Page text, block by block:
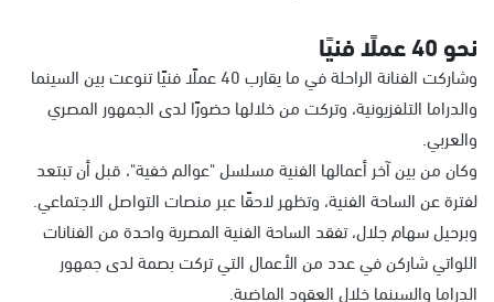
نحو 40 عملًا فنيًا
وشاركت الفنانة الراحلة في ما يقارب 40 عملًا فنيًا تنوعت بين السينما
والدراما التلفزيونية، وتركت من خلالها حضورًا لدى الجمهور المصري
والعربي.
وكان من بين آخر أعمالها الفنية مسلسل "عوالم خفية"، قبل أن تبتعد
لفترة عن الساحة الفنية، وتظهر لاحقًا عبر منصات التواصل الاجتماعي.
وبرحيل سهام جلال، تفقد الساحة الفنية المصرية واحدة من الفنانات
اللواتي شاركن في عدد من الأعمال التي تركت بصمة لدى جمهور
الدراما والسينما خلال العقود الماضية.